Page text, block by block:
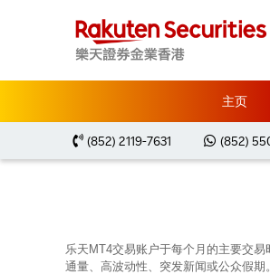
主页
(852) 2119-7631 (852)
主页 Market Analysis 每
乐天MT4交易账户于每个月的主要交
通量、高波动性、突发新闻或公众假